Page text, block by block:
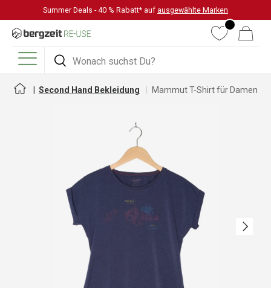
DIREKT ZUM INHALT
Summer Deals - 40 % Rabatt* auf ausgewählte Marken
Suchen
Suchen
WunschlisteWarenkorb
Menü
Second Hand Bekleidung Mammut T-Shirt für Damen
Nächste